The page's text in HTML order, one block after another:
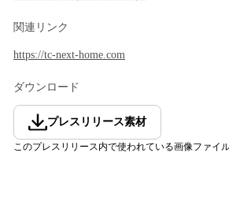
関連リンク
https://tc-next-home.com
ダウンロード
プレスリリース素材
このプレスリリース内で使われている画像ファイ